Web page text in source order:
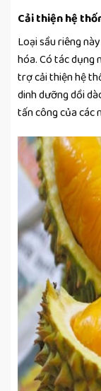
Cải thiện hệ
Loại sầu riêng
hóa. Có tác dụng
trợ cải thiện hệ
dinh dưỡng dồi
tấn công của các